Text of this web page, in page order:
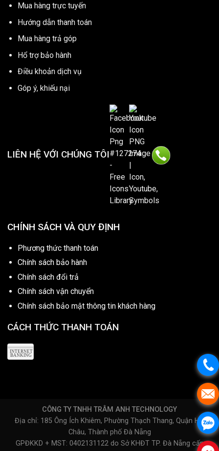
Mua hàng trực tuyến
Hướng dẫn thanh toán
Mua hàng trả góp
Hổ trợ bảo hành
Điều khoản dịch vụ
Góp ý, khiếu nại
LIÊN HỆ VỚI CHÚNG TÔI
CHÍNH SÁCH VÀ QUY ĐỊNH
Phương thức thanh toán
Chính sách bảo hành
Chính sách đổi trả
Chính sách vận chuyển
Chính sách bảo mật thông tin khách hàng
CÁCH THỨC THANH TOÁN
CÔNG TY TNHH TRÂM ANH TECHNOLOGY
Địa chỉ: 185 Ông Ích Khiêm, Phường Thạch Thang, Quận Hải
Châu, Thành phố Đà Nẵng
GPĐKKD + MST: 0402131122 do Sở KHĐT TP. Đà Nẵng cấp